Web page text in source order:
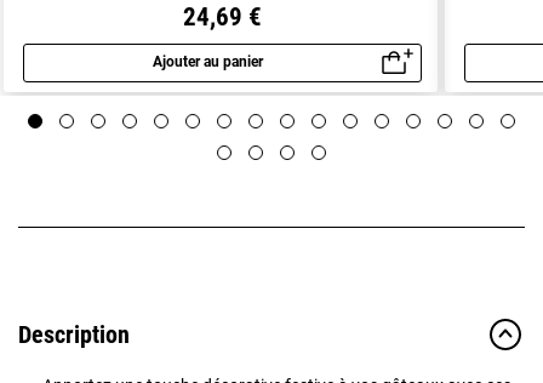
24,69 €
Ajouter au panier
Aperçu rapide
Description